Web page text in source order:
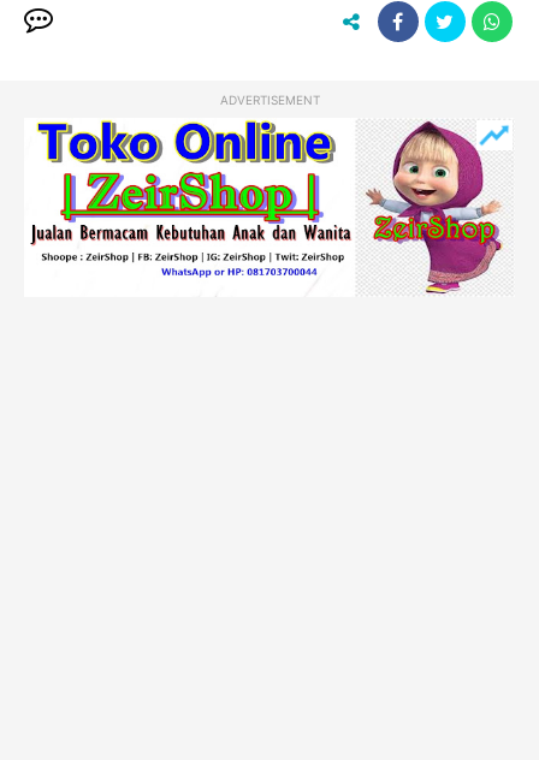
ADVERTISEMENT